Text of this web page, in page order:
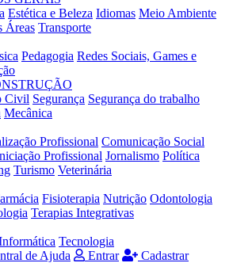
Estética e Beleza Idiomas Meio Ambiente
Áreas Transporte
Pedagogia Redes Sociais, Games e
Civil Segurança Segurança do trabalho
Mecânica
Profissional Comunicação Social
Profissional Jornalismo Política
Turismo Veterinária
Fisioterapia Nutrição Odontologia
Terapias Integrativas
Tecnologia
de Ajuda Entrar Cadastrar